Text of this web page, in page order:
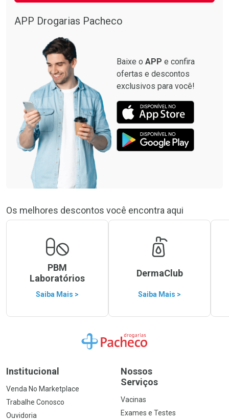
APP Drogarias Pacheco
Baixe o APP e confira
ofertas e descontos
exclusivos para você!
Os melhores descontos você encontra aqui
PBM
Laboratórios
Saiba Mais >
DermaClub
Saiba Mais >
Ir para a Home
Institucional
Venda No Marketplace
Trabalhe Conosco
Ouvidoria
Nossos
Serviços
Vacinas
Exames e Testes